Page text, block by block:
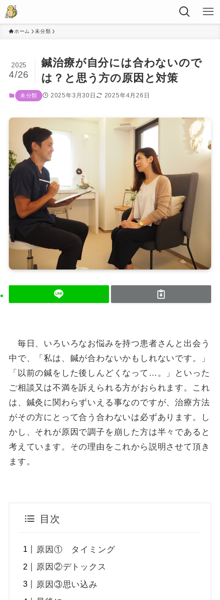
ホーム 未分類
鍼治療が自分には合わないので
は？と思う方の原因と対策
2025
4/26
未分類 2025年3月30日 2025年4月26日
毎日、いろいろなお悩みを持つ患者さんと出会う
中で、「私は、鍼が合わないかもしれないです。」
「以前の鍼をした後しんどくなって…。」といった
ご相談又は不満を訴えられる方がおられます。これ
は、鍼灸に関わらずいえる事なのですが、治療方法
がその方にとって合う合わないは必ずあります。し
かし、それが原因で調子を崩した方は半々であると
考えています。その理由をこれから説明させて頂き
ます。
目次
原因① タイミング
原因②デトックス
原因③思い込み